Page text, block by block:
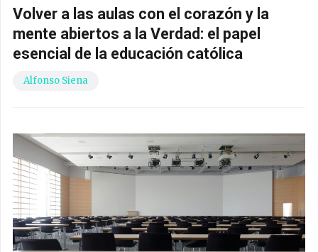
Volver a las aulas con el corazón y la
mente abiertos a la Verdad: el papel
esencial de la educación católica
Alfonso Siena